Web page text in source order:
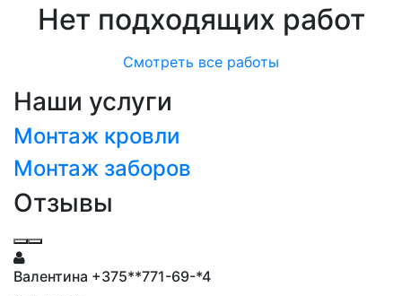
Нет подходящих работ
Смотреть все работы
Наши услуги
Монтаж кровли
Монтаж заборов
Отзывы
Валентина +375**771-69-*4